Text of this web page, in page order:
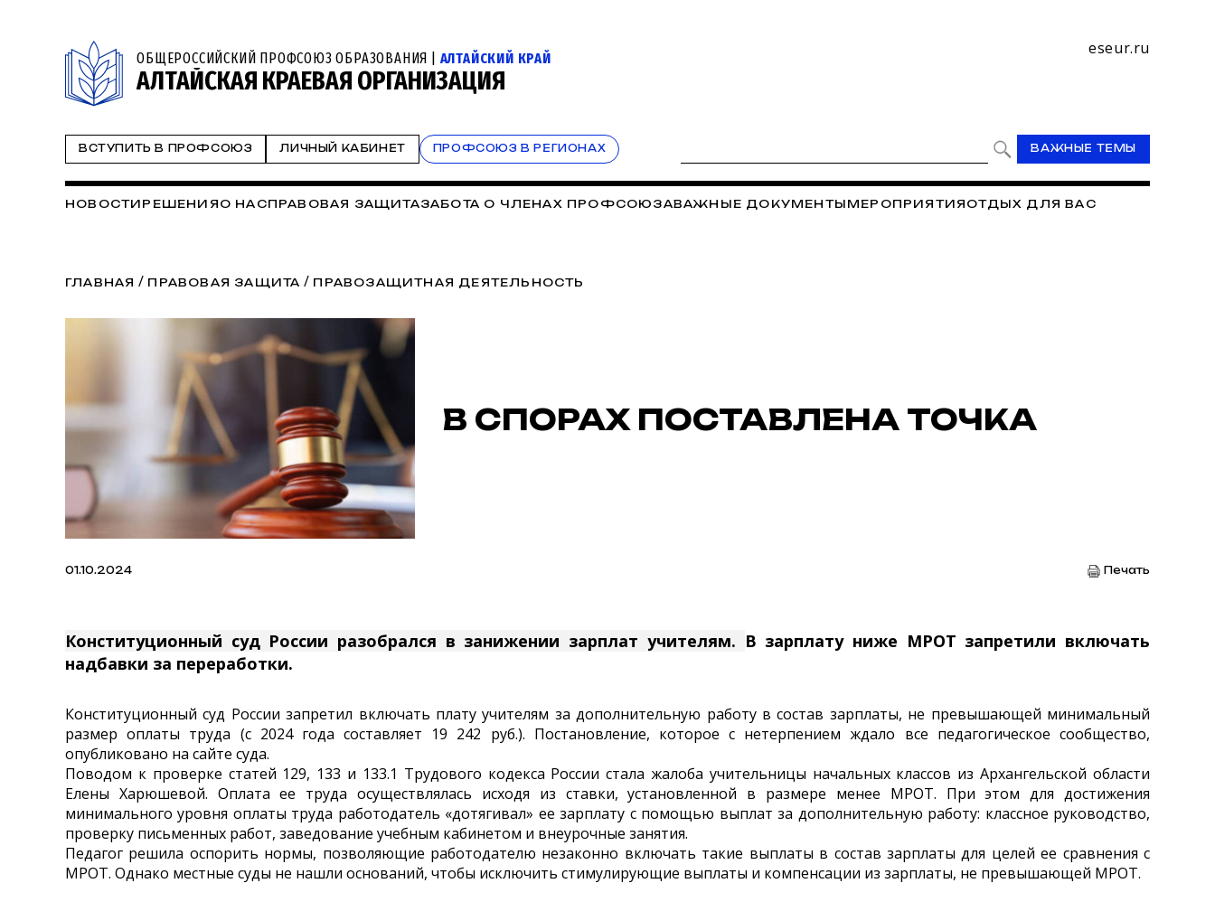
ОБЩЕРОССИЙСКИЙ ПРОФСОЮЗ ОБРАЗОВАНИЯ | АЛТАЙСКИЙ КРАЙ
АЛТАЙСКАЯ КРАЕВАЯ ОРГАНИЗАЦИЯ
eseur.ru
ВСТУПИТЬ В ПРОФСОЮЗ ЛИЧНЫЙ КАБИНЕТ ПРОФСОЮЗ В РЕГИОНАХ ВАЖНЫЕ ТЕМЫ
НОВОСТИ РЕШЕНИЯ О НАСПРАВОВАЯ ЗАЩИТАЗАБОТА О ЧЛЕНАХ ПРОФСОЮЗАВАЖНЫЕ ДОКУМЕНТЫ МЕРОПРИЯТИЯ ОТДЫХ ДЛЯ ВАС
ГЛАВНАЯ / ПРАВОВАЯ ЗАЩИТА / ПРАВОЗАЩИТНАЯ ДЕЯТЕЛЬНОСТЬ
В СПОРАХ ПОСТАВЛЕНА ТОЧКА
01.10.2024 Печать
Конституционный суд России разобрался в занижении зарплат учителям. В зарплату ниже МРОТ запретили включать
надбавки за переработки.
Конституционный суд России запретил включать плату учителям за дополнительную работу в состав зарплаты, не превышающей минимальный
размер оплаты труда (с 2024 года составляет 19 242 руб.). Постановление, которое с нетерпением ждало все педагогическое сообщество,
опубликовано на сайте суда.
Поводом к проверке статей 129, 133 и 133.1 Трудового кодекса России стала жалоба учительницы начальных классов из Архангельской области
Елены Харюшевой. Оплата ее труда осуществлялась исходя из ставки, установленной в размере менее МРОТ. При этом для достижения
минимального уровня оплаты труда работодатель «дотягивал» ее зарплату с помощью выплат за дополнительную работу: классное руководство,
проверку письменных работ, заведование учебным кабинетом и внеурочные занятия.
Педагог решила оспорить нормы, позволяющие работодателю незаконно включать такие выплаты в состав зарплаты для целей ее сравнения с
МРОТ. Однако местные суды не нашли оснований, чтобы исключить стимулирующие выплаты и компенсации из зарплаты, не превышающей МРОТ.